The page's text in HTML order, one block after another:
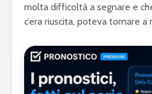
molta difficoltà a segnare e
c’era riuscita, poteva tornare a